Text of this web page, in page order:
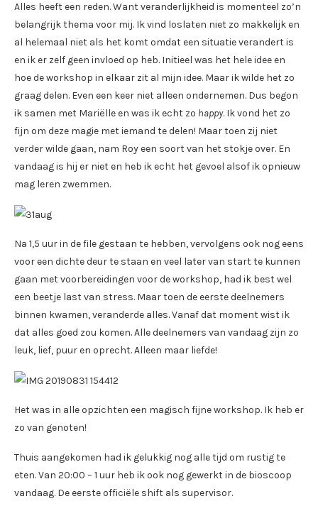
Alles heeft een reden. Want veranderlijkheid is momenteel zo’n
belangrijk thema voor mij. Ik vind loslaten niet zo makkelijk en
al helemaal niet als het komt omdat een situatie verandert is
en ik er zelf geen invloed op heb. Initieel was het hele idee en
hoe de workshop in elkaar zit al mijn idee. Maar ik wilde het zo
graag delen. Even een keer niet alleen ondernemen. Dus begon
ik samen met Mariëlle en was ik echt zo happy. Ik vond het zo
fijn om deze magie met iemand te delen! Maar toen zij niet
verder wilde gaan, nam Roy een soort van het stokje over. En
vandaag is hij er niet en heb ik echt het gevoel alsof ik opnieuw
mag leren zwemmen.
Na 1,5 uur in de file gestaan te hebben, vervolgens ook nog eens
voor een dichte deur te staan en veel later van start te kunnen
gaan met voorbereidingen voor de workshop, had ik best wel
een beetje last van stress. Maar toen de eerste deelnemers
binnen kwamen, veranderde alles. Vanaf dat moment wist ik
dat alles goed zou komen. Alle deelnemers van vandaag zijn zo
leuk, lief, puur en oprecht. Alleen maar liefde!
Het was in alle opzichten een magisch fijne workshop. Ik heb er
zo van genoten!
Thuis aangekomen had ik gelukkig nog alle tijd om rustig te
eten. Van 20:00 – 1 uur heb ik ook nog gewerkt in de bioscoop
vandaag. De eerste officiële shift als supervisor.